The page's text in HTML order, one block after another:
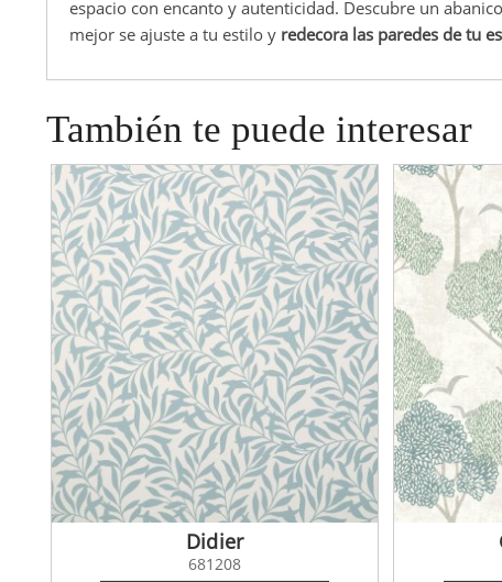
espacio con encanto y autenticidad. Descubre un
mejor se ajuste a tu estilo y redecora las paredes de tu
También te puede interesar
Didier
681208